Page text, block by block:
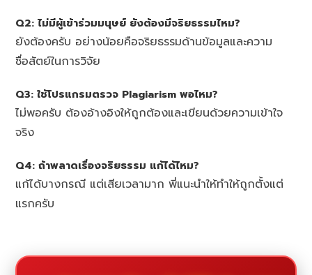
Q2: ไม่มีผู้เข้าร่วมมนุษย์ ยังต้องมีจริยธรรมไหม?
ยังต้องครับ อย่างน้อยคือจริยธรรมด้านข้อมูลและความ
ซื่อสัตย์ในการวิจัย
Q3: ใช้โปรแกรมตรวจ Plagiarism พอไหม?
ไม่พอครับ ต้องอ้างอิงให้ถูกต้องและเขียนด้วยความเข้าใจ
จริง
Q4: ถ้าพลาดเรื่องจริยธรรม แก้ได้ไหม?
แก้ได้บางกรณี แต่เสียเวลามาก พี่แนะนำให้ทำให้ถูกตั้งแต่
แรกครับ